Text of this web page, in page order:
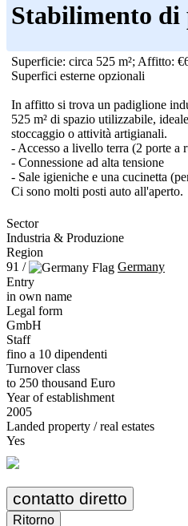
Stabilimento di
Superficie: circa 525 m²; Affitto:
Superfici esterne opzionali
In affitto si trova un padiglione
525 m² di spazio utilizzabile,
stoccaggio o attività artigianali.
- Accesso a livello terra (2 porte a
- Connessione ad alta tensione
- Sale igieniche e una cucinetta
Ci sono molti posti auto all'aperto.
Sector
Industria & Produzione
Region
91 /
Germany
Entry
in own name
Legal form
GmbH
Staff
fino a 10 dipendenti
Turnover class
to 250 thousand Euro
Year of establishment
2005
Landed property / real estates
Yes
contatto diretto
Ritorno